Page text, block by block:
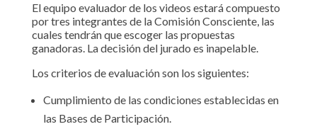
El equipo evaluador de los videos estará compuesto
por tres integrantes de la Comisión Consciente, las
cuales tendrán que escoger las propuestas
ganadoras. La decisión del jurado es inapelable.
Los criterios de evaluación son los siguientes:
Cumplimiento de las condiciones establecidas en
las Bases de Participación.